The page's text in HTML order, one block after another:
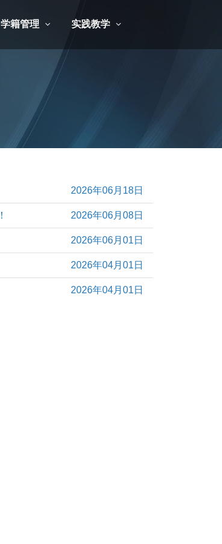
学籍管理 实践教学
2026年06月18日
2026年06月08日
2026年06月01日
2026年04月01日
2026年04月01日